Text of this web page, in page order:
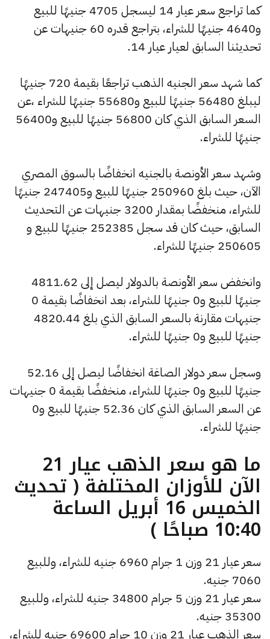
كما تراجع سعر عيار 14 ليسجل 4705 جنيهًا للبيع
و4640 جنيهًا للشراء، بتراجع قدره 60 جنيهات عن
تحديثنا السابق لعيار عيار 14.
كما شهد سعر الجنيه الذهب تراجعًا بقيمة 720 جنيهًا
ليبلغ 56480 جنيهًا للبيع و55680 جنيهًا للشراء ،عن
السعر السابق الذي كان 56800 جنيهًا للبيع و56400
جنيهًا للشراء.
وشهد سعر الأونصة بالجنيه انخفاضًا بالسوق المصري
الآن، حيث بلغ 250960 جنيهًا للبيع و247405 جنيهًا
للشراء، منخفضًا بمقدار 3200 جنيهات عن التحديث
السابق، حيث كان قد سجل 252385 جنيهًا للبيع و
250605 جنيهًا للشراء.
وانخفض سعر الأونصة بالدولار ليصل إلى 4811.62
جنيهًا للبيع و0 جنيهًا للشراء، بعد انخفاضًا بقيمة 0
جنيهات مقارنة بالسعر السابق الذي بلغ 4820.44
جنيهًا للبيع و0 جنيهًا للشراء.
وسجل سعر دولار الصاغة انخفاضًا ليصل إلى 52.16
جنيهًا للبيع و0 جنيهًا للشراء، منخفضًا بقيمة 0 جنيهات
عن السعر السابق الذي كان 52.36 جنيهًا للبيع و0
جنيهًا للشراء.
ما هو سعر الذهب عيار 21
الآن للأوزان المختلفة ( تحديث
الخميس 16 أبريل الساعة
10:40 صباحًا )
سعر عيار 21 وزن 1 جرام 6960 جنيه للشراء، وللبيع
7060 جنيه.
سعر عيار 21 وزن 5 جرام 34800 جنيه للشراء، وللبيع
35300 جنيه.
سعر الذهب عيار 21 وزن 10 جرام 69600 جنيه للشراء،